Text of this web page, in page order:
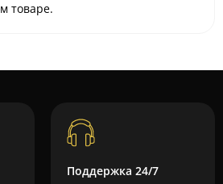
товаре.
Поддержка 24/7